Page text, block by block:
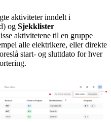
aktiviteter inndelt i
og Sjekklister
aktivitetene til en gruppe
alle elektrikere, eller direkte
start- og sluttdato for hver